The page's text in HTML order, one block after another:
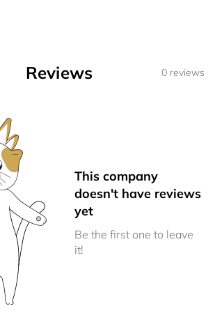
Reviews 0 reviews
This company
doesn't have reviews
yet
Be the first one to leave
it!